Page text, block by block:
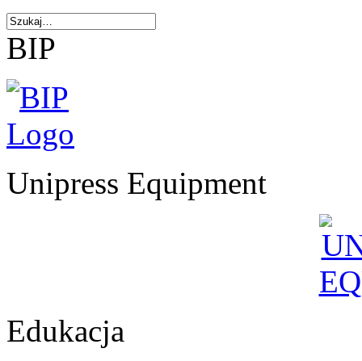
BIP
Unipress Equipment
Edukacja